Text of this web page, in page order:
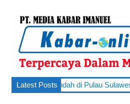
content
terpercaya
dalam
Latest Posts
Turun, Terendah di Pulau Sulawesi